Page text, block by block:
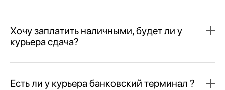
Хочу заплатить наличными, будет ли у
курьера сдача?
Есть ли у курьера банковский терминал ?